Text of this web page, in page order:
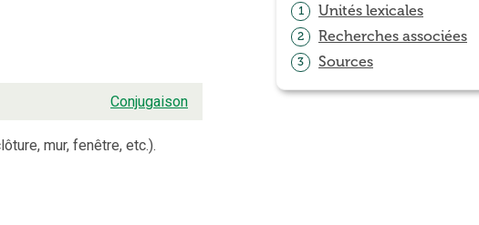
Conjugaison
mur, fenêtre, etc.).
1 Unités lexicales
2 Recherches associées
3 Sources